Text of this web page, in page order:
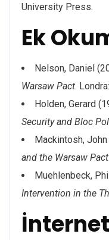
University Press.
Ek
Nelson, Daniel
Warsaw Pact.
Holden, Gerard
Security and Bloc
Mackintosh,
and the Warsaw Pact
Muehlenbeck,
Intervention in the
İnternet